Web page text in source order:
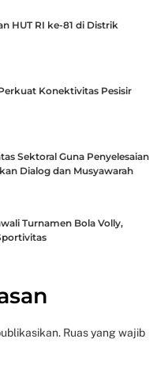
HUT RI ke-81 di Distrik
Konektivitas Pesisir
Sektoral Guna Penyelesaian
Dialog dan Musyawarah
Turnamen Bola Volly,
Ruas yang wajib